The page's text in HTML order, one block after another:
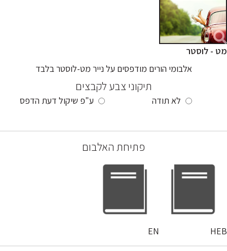
מט - לוסטר
אלבומי הורים מודפסים על נייר מט-לוסטר בלבד
תיקוני צבע לקבצים
לא תודה ע"פ שיקול דעת הדפס
פתיחת האלבום
HEB
EN